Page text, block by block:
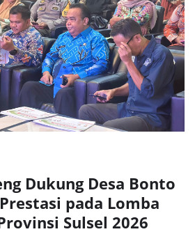
Dukung Desa Bonto
pada Lomba
Sulsel 2026